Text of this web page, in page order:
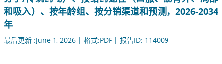
和吸入）、按年龄组、按分销渠道和预测，2026-2034
年
最后更新 :June 1, 2026 | 格式:PDF | 报告ID: 114009